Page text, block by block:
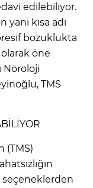
edilebiliyor.
kısa adı
bozuklukta
öne
Nöroloji
TMS
(TMS)
seçeneklerden